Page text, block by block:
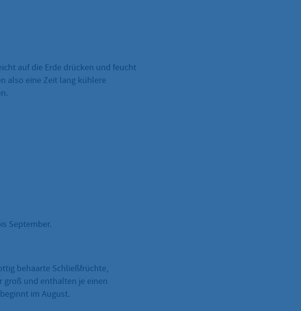
auf die Erde drücken und feucht
also eine Zeit lang kühlere
September.
behaarte Schließfrüchte,
groß und enthalten je einen
im August.